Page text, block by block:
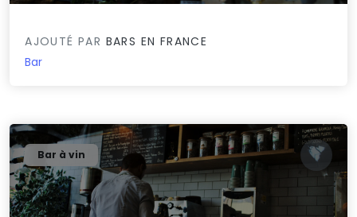
AJOUTÉ PAR BARS EN FRANCE
Bar
Bar à vin